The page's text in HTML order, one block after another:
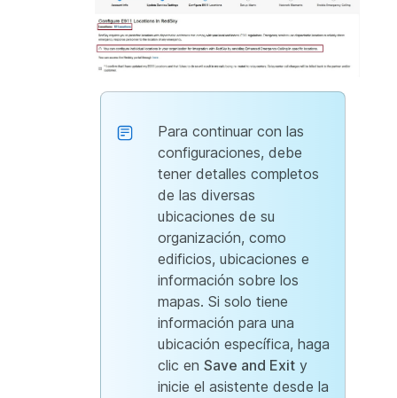
Para continuar con las
configuraciones, debe
tener detalles completos
de las diversas
ubicaciones de su
organización, como
edificios, ubicaciones e
información sobre los
mapas. Si solo tiene
información para una
ubicación específica, haga
clic en Save and Exit y
inicie el asistente desde la